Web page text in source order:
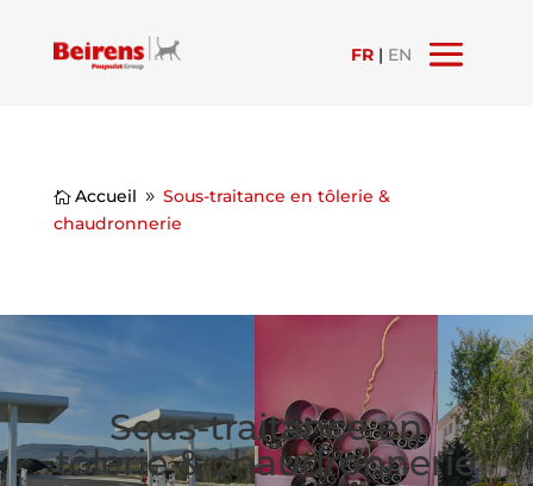
FR | EN
 Accueil 9 Sous-traitance en tôlerie &
chaudronnerie
Sous-traitance en
tôlerie & chaudronnerie